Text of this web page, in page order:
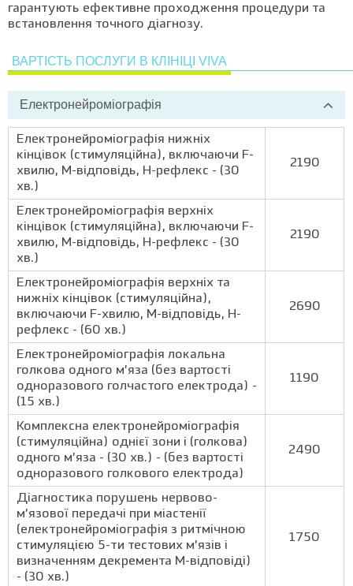
гарантують ефективне проходження процедури та
встановлення точного діагнозу.
ВАРТІСТЬ ПОСЛУГИ В КЛІНІЦІ VIVA
Електронейроміографія
Електронейроміографія нижніх
кінцівок (стимуляційна), включаючи F-
хвилю, М-відповідь, Н-рефлекс - (30
хв.)
2190
Електронейроміографія верхніх
кінцівок (стимуляційна), включаючи F-
хвилю, М-відповідь, Н-рефлекс - (30
хв.)
2190
Електронейроміографія верхніх та
нижніх кінцівок (стимуляційна),
включаючи F-хвилю, М-відповідь, Н-
рефлекс - (60 хв.)
2690
Електронейроміографія локальна
голкова одного м’яза (без вартості
одноразового голчастого електрода) -
(15 хв.)
1190
Комплексна електронейроміографія
(стимуляційна) однієї зони і (голкова)
одного м’яза - (30 хв.) - (без вартості
одноразового голкового електрода)
2490
Діагностика порушень нервово-
м’язової передачі при міастенії
(електронейроміографія з ритмічною
стимуляцією 5-ти тестових м’язів і
визначенням декремента М-відповіді)
- (30 хв.)
1750